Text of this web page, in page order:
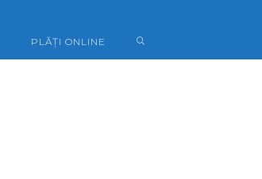
PLĂȚI ONLINE